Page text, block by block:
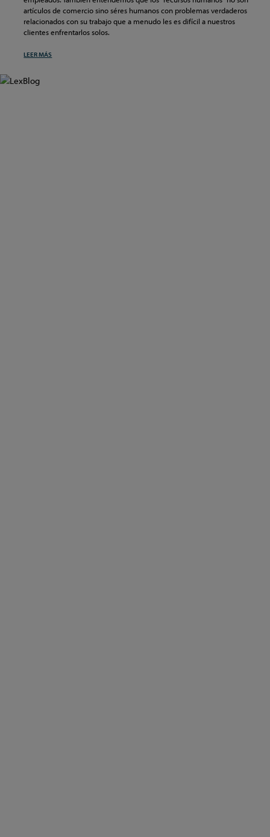
artículos de comercio sino séres humanos con problemas verdaderos
relacionados con su trabajo que a menudo les es difícil a nuestros
clientes enfrentarlos solos.
LEER MÁS